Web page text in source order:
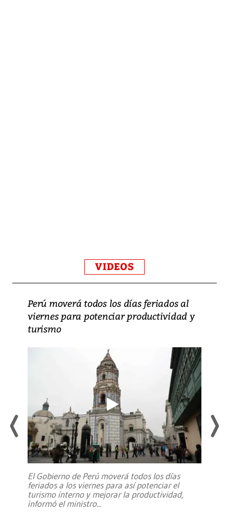
VIDEOS
Perú moverá todos los días feriados al
viernes para potenciar productividad y
turismo
El Gobierno de Perú moverá todos los días
feriados a los viernes para así potenciar el
turismo interno y mejorar la productividad,
informó el ministro...